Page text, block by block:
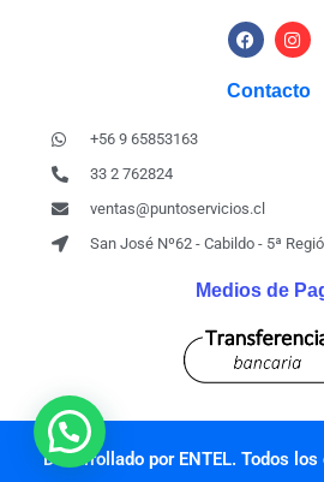
Contacto
+56 9 65853163
33 2 762824
ventas@puntoservicios.cl
San José Nº62 - Cabildo - 5ª
Medios de
Desarrollado por ENTEL. Todos